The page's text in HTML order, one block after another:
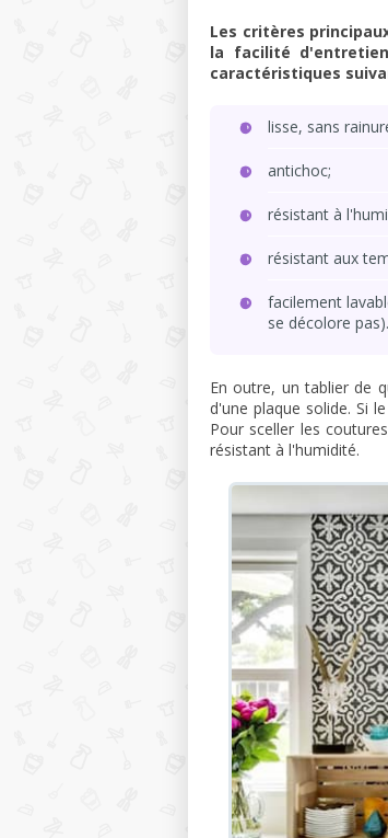
Les critères
la facilité
caractéristiques
lisse, sans
antichoc;
résistant à
résistant aux
facilement
se décolore pas).
En outre, un tablier de
d'une plaque solide. Si
Pour sceller les
résistant à l'humidité.